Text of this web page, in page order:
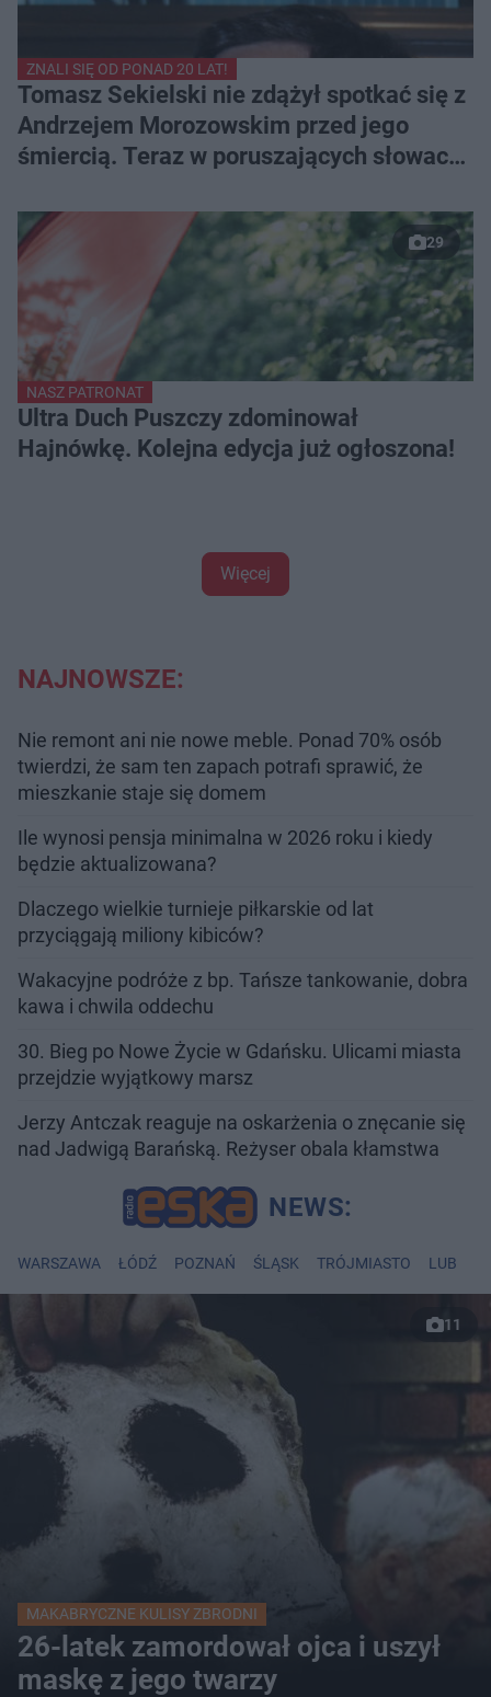
ZNALI SIĘ OD PONAD 20 LAT!
Tomasz Sekielski nie zdążył spotkać się z
Andrzejem Morozowskim przed jego
śmiercią. Teraz w poruszających słowach
29
NASZ PATRONAT
Ultra Duch Puszczy zdominował
Hajnówkę. Kolejna edycja już ogłoszona!
Więcej
NAJNOWSZE:
Nie remont ani nie nowe meble. Ponad 70% osób
twierdzi, że sam ten zapach potrafi sprawić, że
mieszkanie staje się domem
Ile wynosi pensja minimalna w 2026 roku i kiedy
będzie aktualizowana?
Dlaczego wielkie turnieje piłkarskie od lat
przyciągają miliony kibiców?
Wakacyjne podróże z bp. Tańsze tankowanie, dobra
kawa i chwila oddechu
30. Bieg po Nowe Życie w Gdańsku. Ulicami miasta
przejdzie wyjątkowy marsz
Jerzy Antczak reaguje na oskarżenia o znęcanie się
nad Jadwigą Barańską. Reżyser obala kłamstwa
WARSZAWA ŁÓDŹ POZNAŃ ŚLĄSK TRÓJMIASTO LUBLIN
11
MAKABRYCZNE KULISY ZBRODNI
26-latek zamordował ojca i uszył
maskę z jego twarzy